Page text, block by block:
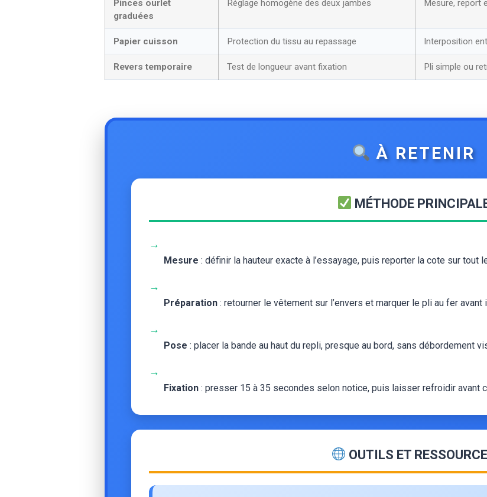
Pinces ourlet
graduées
Réglage homogène des deux jambes Mesure, report
Papier cuisson Protection du tissu au repassage Interposition
Revers temporaire Test de longueur avant fixation Pli simple ou
À RETENIR
MÉTHODE
→
Mesure : définir la hauteur exacte à l’essayage, puis reporter la cote sur tout
→
Préparation : retourner le vêtement sur l’envers et marquer le pli au fer avant
→
Pose : placer la bande au haut du repli, presque au bord, sans débordement
→
Fixation : presser 15 à 35 secondes selon notice, puis laisser refroidir avant
OUTILS ET